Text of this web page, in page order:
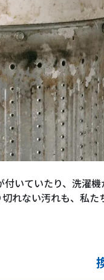
いていたり、洗濯
れない汚れも、私